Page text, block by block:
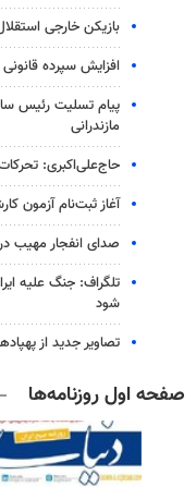
بازیکن خارجی
افزایش سپرده
پیام تسلیت رئیس
مازندرانی
حاج‌علی‌اکبری:
آغاز ثبت‌نام‌ آزمون
صدای انفجار مهیب
تلگراف: جنگ علیه
شود
تصاویر جدید از
صفحه اول روزنامه‌ها